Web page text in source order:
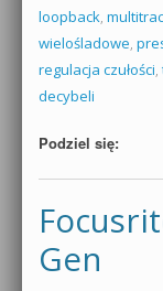
loopback,
wielośladowe,
regulacja czułości,
decybeli
Podziel się:
Gen